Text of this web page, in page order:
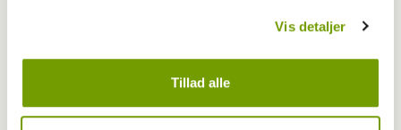
Vis detaljer
Tillad alle
Første bichon havanais med BH-titel